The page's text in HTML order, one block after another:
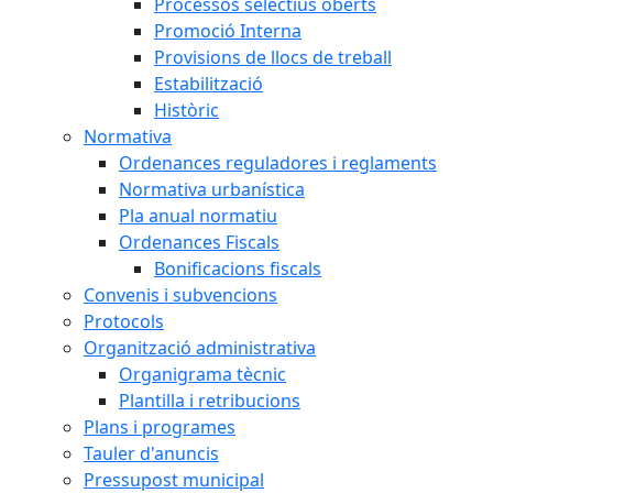
Promoció Interna
Provisions de llocs de treball
Estabilització
Històric
Normativa
Ordenances reguladores i reglaments
Normativa urbanística
Pla anual normatiu
Ordenances Fiscals
Bonificacions fiscals
Convenis i subvencions
Protocols
Organització administrativa
Organigrama tècnic
Plantilla i retribucions
Plans i programes
Tauler d'anuncis
Pressupost municipal